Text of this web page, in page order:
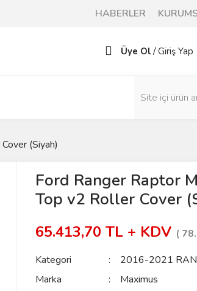
HABERLER
Üye Ol /Giriş Yap
(Siyah)
Ford Ranger Raptor
Top v2 Roller Cover
65.413,70 TL + KDV (
Kategori
2016-2021
Marka
Maximus